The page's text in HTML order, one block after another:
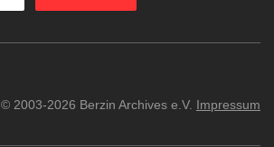
© 2003-2026 Berzin Archives e.V. Impressum